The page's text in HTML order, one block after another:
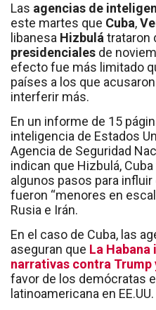
Las agencias de
este martes que Cuba,
libanesa Hizbulátrataron
presidenciales de
efecto fue más limitado
países a los que
interferir más.
En un informe de 15
inteligencia de Estados
Agencia de Seguridad
indican que Hizbulá,
algunos pasos para
fueron “menores en
Rusia e Irán.
En el caso de Cuba, las
aseguran que La
narrativas contra Trump
favor de los demócratas
latinoamericana en EE.UU.